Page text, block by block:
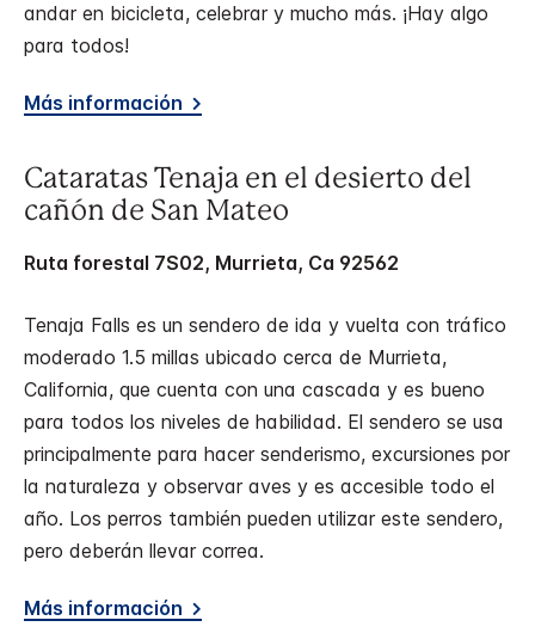
andar en bicicleta, celebrar y mucho más. ¡Hay algo
para todos!
Más información
Cataratas Tenaja en el desierto del
cañón de San Mateo
Ruta forestal 7S02, Murrieta, Ca 92562
Tenaja Falls es un sendero de ida y vuelta con tráfico
moderado 1.5 millas ubicado cerca de Murrieta,
California, que cuenta con una cascada y es bueno
para todos los niveles de habilidad. El sendero se usa
principalmente para hacer senderismo, excursiones por
la naturaleza y observar aves y es accesible todo el
año. Los perros también pueden utilizar este sendero,
pero deberán llevar correa.
Más información